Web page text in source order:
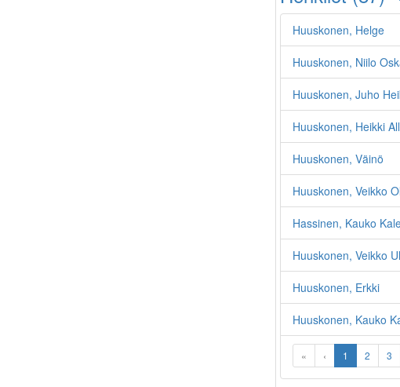
Huuskonen, Helge
Huuskonen, Niilo
Huuskonen, Juho
Huuskonen, Heikki
Huuskonen, Väinö
Huuskonen, Veikko
Hassinen, Kauko
Huuskonen, Veikko
Huuskonen, Erkki
Huuskonen, Kauko
« ‹ 1 2 3